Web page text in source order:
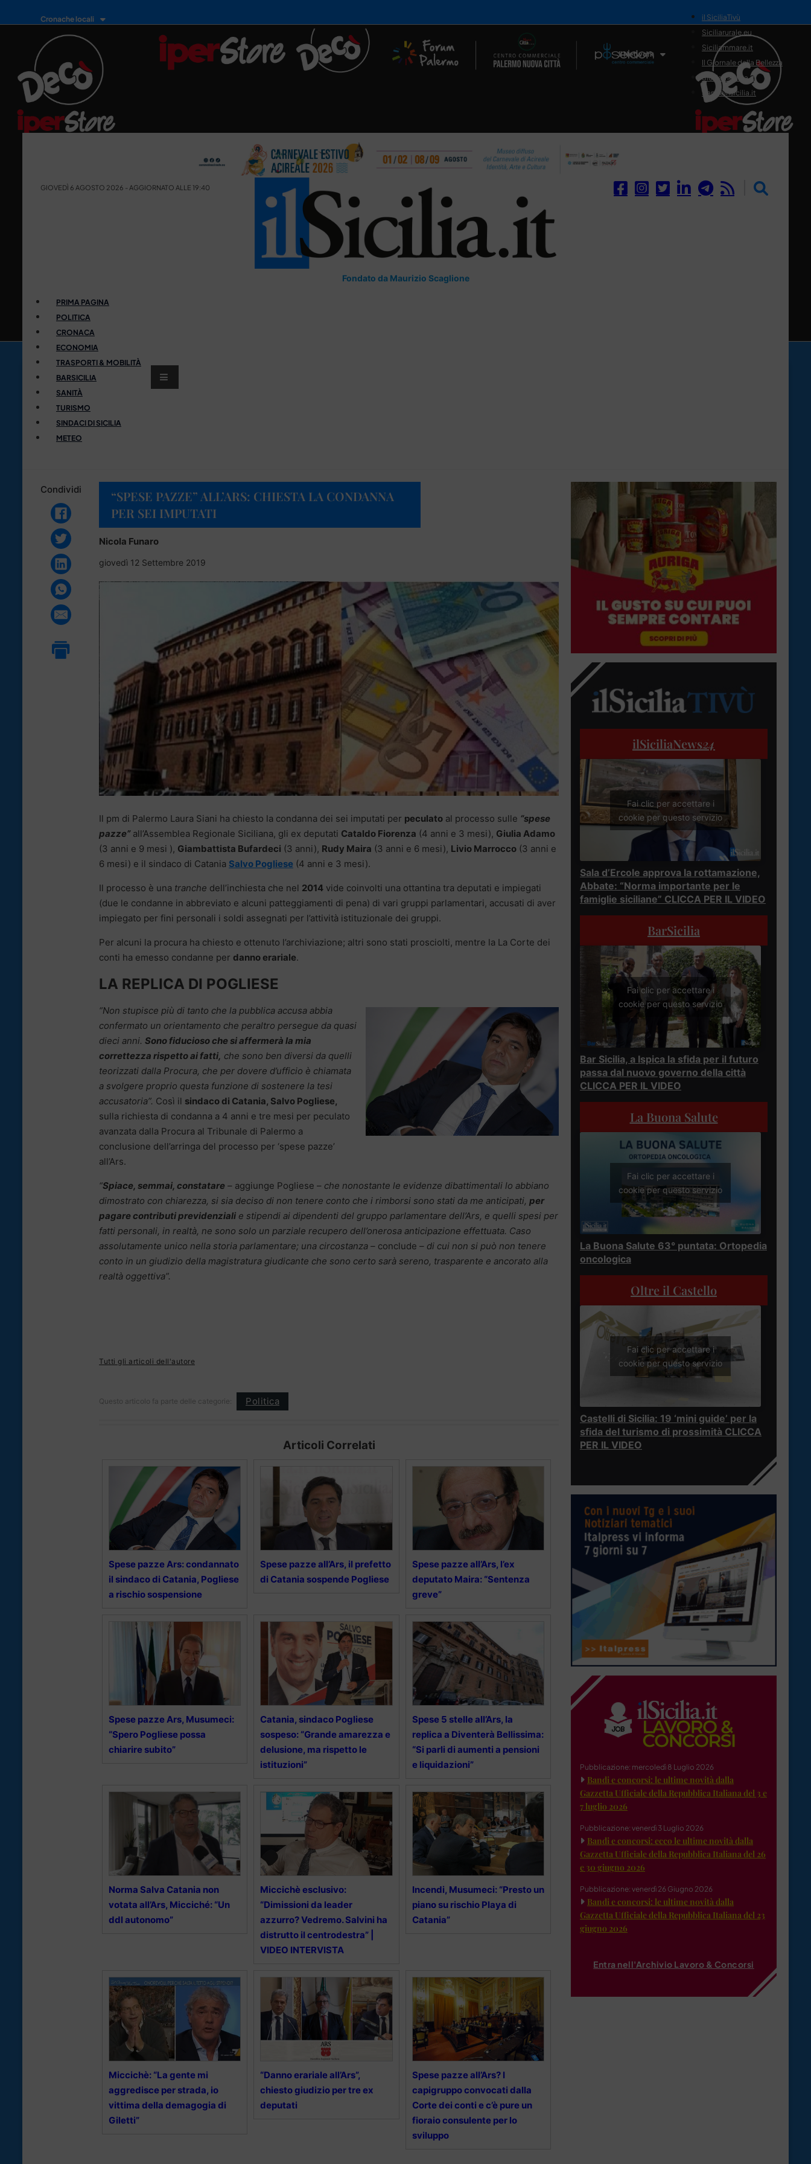
Cronache locali
Il Network
il SiciliaTivù
Siciliarurale.eu
Siciliammare.it
Il Giornale della Bellezza
Siciliamedica.it
Sanitainsicilia.it
GIOVEDÌ 6 AGOSTO 2026 - AGGIORNATO ALLE 19:40
Fondato da Maurizio Scaglione
PRIMA PAGINA
POLITICA
CRONACA
ECONOMIA
TRASPORTI & MOBILITÀ
BARSICILIA
SANITÀ
TURISMO
SINDACI DI SICILIA
METEO
Condividi
“SPESE PAZZE” ALL’ARS: CHIESTA LA CONDANNA
PER SEI IMPUTATI
Nicola Funaro
giovedì 12 Settembre 2019
Il pm di Palermo Laura Siani ha chiesto la condanna dei sei imputati per peculato al processo sulle “spese
pazze”all’Assemblea Regionale Siciliana, gli ex deputati Cataldo Fiorenza (4 anni e 3 mesi), Giulia Adamo
(3 anni e 9 mesi ), Giambattista Bufardeci (3 anni), Rudy Maira (3 anni e 6 mesi), Livio Marrocco (3 anni e
6 mesi) e il sindaco di Catania Salvo Pogliese (4 anni e 3 mesi).
Il processo è una tranche dell’inchiesta che nel 2014 vide coinvolti una ottantina tra deputati e impiegati
(due le condanne in abbreviato e alcuni patteggiamenti di pena) di vari gruppi parlamentari, accusati di aver
impiegato per fini personali i soldi assegnati per l’attività istituzionale dei gruppi.
Per alcuni la procura ha chiesto e ottenuto l’archiviazione; altri sono stati prosciolti, mentre la La Corte dei
conti ha emesso condanne per danno erariale.
LA REPLICA DI POGLIESE
“Non stupisce più di tanto che la pubblica accusa abbia
confermato un orientamento che peraltro persegue da quasi
dieci anni. Sono fiducioso che si affermerà la mia
correttezza rispetto ai fatti, che sono ben diversi da quelli
teorizzati dalla Procura, che per dovere d’ufficio è chiamata
a svolgere proprio questa funzione di sostenere la tesi
accusatoria”. Così il sindaco di Catania, Salvo Pogliese,
sulla richiesta di condanna a 4 anni e tre mesi per peculato
avanzata dalla Procura al Tribunale di Palermo a
conclusione dell’arringa del processo per ‘spese pazze’
all’Ars.
“Spiace, semmai, constatare – aggiunge Pogliese – che nonostante le evidenze dibattimentali lo abbiano
dimostrato con chiarezza, si sia deciso di non tenere conto che i rimborsi sono stati da me anticipati, per
pagare contributi previdenziali e stipendi ai dipendenti del gruppo parlamentare dell’Ars, e quelli spesi per
fatti personali, in realtà, ne sono solo un parziale recupero dell’onerosa anticipazione effettuata. Caso
assolutamente unico nella storia parlamentare; una circostanza – conclude – di cui non si può non tenere
conto in un giudizio della magistratura giudicante che sono certo sarà sereno, trasparente e ancorato alla
realtà oggettiva”.
Tutti gli articoli dell'autore
Questo articolo fa parte delle categorie: Politica
Articoli Correlati
Spese pazze Ars: condannato
il sindaco di Catania, Pogliese
a rischio sospensione
Spese pazze all’Ars, il prefetto
di Catania sospende Pogliese
Spese pazze all’Ars, l’ex
deputato Maira: “Sentenza
greve”
Spese pazze Ars, Musumeci:
“Spero Pogliese possa
chiarire subito”
Catania, sindaco Pogliese
sospeso: “Grande amarezza e
delusione, ma rispetto le
istituzioni”
Spese 5 stelle all’Ars, la
replica a Diventerà Bellissima:
“Si parli di aumenti a pensioni
e liquidazioni”
Norma Salva Catania non
votata all’Ars, Micciché: “Un
ddl autonomo”
Miccichè esclusivo:
“Dimissioni da leader
azzurro? Vedremo. Salvini ha
distrutto il centrodestra” |
VIDEO INTERVISTA
Incendi, Musumeci: “Presto un
piano su rischio Playa di
Catania”
Miccichè: “La gente mi
aggredisce per strada, io
vittima della demagogia di
Giletti”
“Danno erariale all’Ars”,
chiesto giudizio per tre ex
deputati
Spese pazze all’Ars? I
capigruppo convocati dalla
Corte dei conti e c’è pure un
fioraio consulente per lo
sviluppo
ilSiciliaNews24
Fai clic per accettare i
cookie per questo servizio
Sala d’Ercole approva la rottamazione,
Abbate: “Norma importante per le
famiglie siciliane” CLICCA PER IL VIDEO
BarSicilia
Fai clic per accettare i
cookie per questo servizio
Bar Sicilia, a Ispica la sfida per il futuro
passa dal nuovo governo della città
CLICCA PER IL VIDEO
La Buona Salute
Fai clic per accettare i
cookie per questo servizio
La Buona Salute 63° puntata: Ortopedia
oncologica
Oltre il Castello
Fai clic per accettare i
cookie per questo servizio
Castelli di Sicilia: 19 ‘mini guide’ per la
sfida del turismo di prossimità CLICCA
PER IL VIDEO
Pubblicazione: mercoledì 8 Luglio 2026
Bandi e concorsi: le ultime novità dalla
Gazzetta Ufficiale della Repubblica Italiana del 3 e
7 luglio 2026
Pubblicazione: venerdì 3 Luglio 2026
Bandi e concorsi: ecco le ultime novità dalla
Gazzetta Ufficiale della Repubblica Italiana del 26
e 30 giugno 2026
Pubblicazione: venerdì 26 Giugno 2026
Bandi e concorsi: le ultime novità dalla
Gazzetta Ufficiale della Repubblica Italiana del 23
giugno 2026
Entra nell'Archivio Lavoro & Concorsi